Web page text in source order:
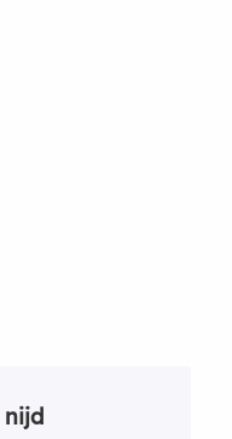
nijd